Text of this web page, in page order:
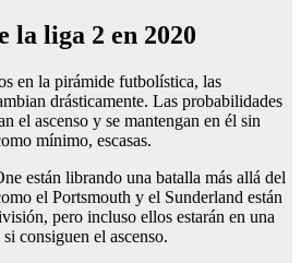
la liga 2 en 2020
en la pirámide futbolística, las
drásticamente. Las probabilidades
el ascenso y se mantengan en él sin
mínimo, escasas.
están librando una batalla más allá del
el Portsmouth y el Sunderland están
pero incluso ellos estarán en una
consiguen el ascenso.